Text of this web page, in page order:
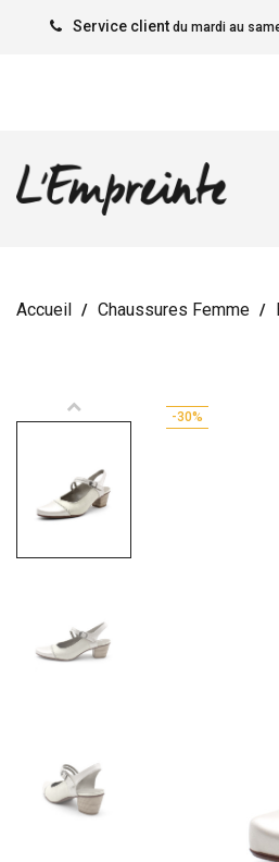
Service client du mardi au
Accueil Chaussures Femme
-30%